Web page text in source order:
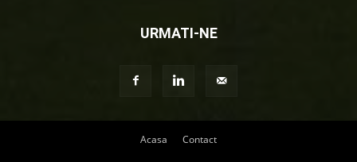
URMATI-NE
Acasa Contact